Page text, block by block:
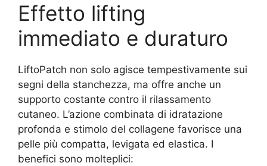
Effetto lifting
immediato e duraturo
LiftoPatch non solo agisce tempestivamente sui
segni della stanchezza, ma offre anche un
supporto costante contro il rilassamento
cutaneo. L’azione combinata di idratazione
profonda e stimolo del collagene favorisce una
pelle più compatta, levigata ed elastica. I
benefici sono molteplici: